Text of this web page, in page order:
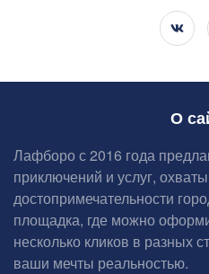
О
Лафборо с 2016 года
приключений и услуг,
достопримечательности
площадка, где можно
несколько кликов в разных
ваши мечты реальностью.